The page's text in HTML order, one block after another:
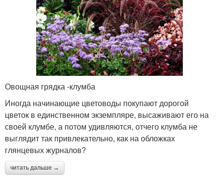
Овощная грядка -клумба
Иногда начинающие цветоводы покупают дорогой
цветок в единственном экземпляре, высаживают его на
своей клумбе, а потом удивляются, отчего клумба не
выглядит так привлекательно, как на обложках
глянцевых журналов?
читать дальше →